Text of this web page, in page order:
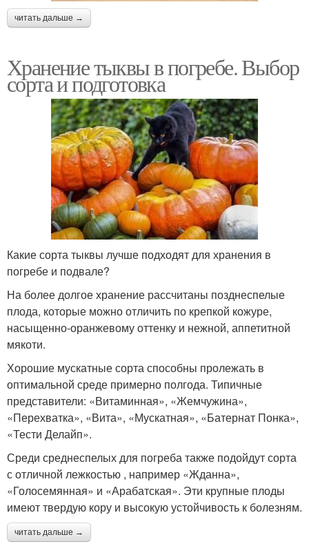
читать дальше →
Хранение тыквы в погребе. Выбор
сорта и подготовка
Какие сорта тыквы лучше подходят для хранения в
погребе и подвале?
На более долгое хранение рассчитаны позднеспелые
плода, которые можно отличить по крепкой кожуре,
насыщенно-оранжевому оттенку и нежной, аппетитной
мякоти.
Хорошие мускатные сорта способны пролежать в
оптимальной среде примерно полгода. Типичные
представители: «Витаминная», «Жемчужина»,
«Перехватка», «Вита», «Мускатная», «Батернат Понка»,
«Тести Делайп».
Среди среднеспелых для погреба также подойдут сорта
с отличной лежкостью , например «Жданна»,
«Голосемянная» и «Арабатская». Эти крупные плоды
имеют твердую кору и высокую устойчивость к болезням.
читать дальше →